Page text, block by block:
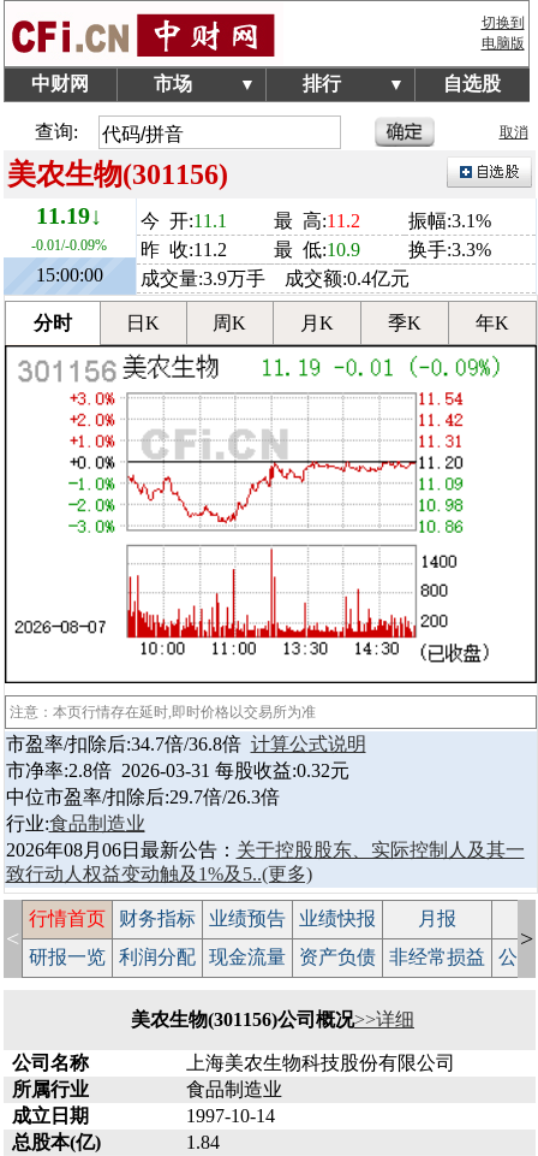
切换到
电脑版
中财网 市场 ▼ 排行 ▼ 自选股
查询: 取消
美农生物(301156)
11.19↓
-0.01/-0.09%
15:00:00
今 开:11.1 最 高:11.2
振幅:3.1%
昨 收:11.2
最 低:10.9
换手:3.3%
成交量:3.9万手 成交额:0.4亿元
分时 日K 周K 月K 季K 年K
注意：本页行情存在延时,即时价格以交易所为准
市盈率/扣除后:34.7倍/36.8倍 计算公式说明
市净率:2.8倍 2026-03-31 每股收益:0.32元
中位市盈率/扣除后:29.7倍/26.3倍
行业:食品制造业
2026年08月06日最新公告： 关于控股股东、实际控制人及其一
致行动人权益变动触及1%及5..(更多)
<
行情首页 财务指标 业绩预告 业绩快报 月报
研报一览
利润分配 现金流量 资产负债 非经常损益 公
>
美农生物(301156)公司概况>>详细
公司名称
上海美农生物科技股份有限公司
所属行业
食品制造业
成立日期
1997-10-14
总股本(亿)
1.84